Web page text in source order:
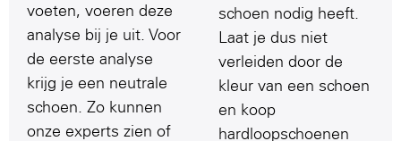
voeten, voeren deze
analyse bij je uit. Voor
de eerste analyse
krijg je een neutrale
schoen. Zo kunnen
onze experts zien of
schoen nodig heeft.
Laat je dus niet
verleiden door de
kleur van een schoen
en koop
hardloopschoenen